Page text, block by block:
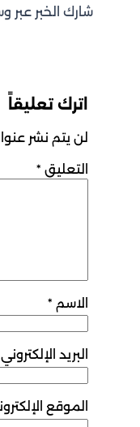
شارك الخبر عبر
اترك تعليقاً
لن يتم نشر
التعليق *
الاسم *
البريد الإلكتروني
الموقع